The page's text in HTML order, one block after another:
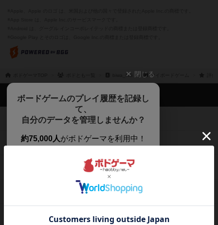
biwa_NG マイボードゲーム
閉じる
ボードゲームのプレイ履歴を記録し
て、
自分のデータを管理しませんか？
約75,000人がボドゲーマを利用中！
遊んだボードゲームを記録する
気になるゲームのレビューを読む
お気に入り作品・所有リストの共
ログイン / 会員登録（10秒）
ボドゲーマTOP
ボードゲームを検索する
ボードゲームの新着レビュー
ボードゲーム会情報
掲示板・トピックス